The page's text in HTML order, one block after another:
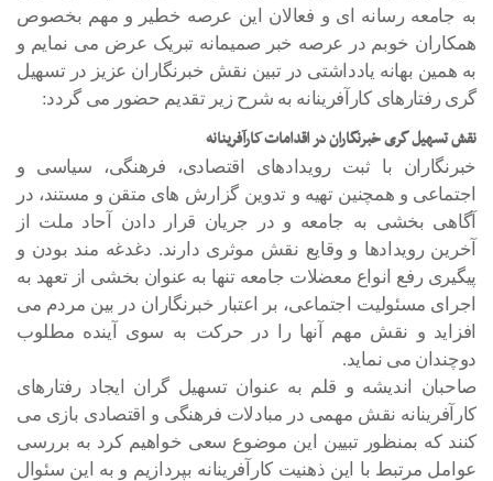
به جامعه رسانه ای و فعالان این عرصه خطیر و مهم بخصوص
همکاران خوبم در عرصه خبر صمیمانه تبریک عرض می نمایم و
به همین بهانه یادداشتی در تبین نقش خبرنگاران عزیز در تسهیل
گری رفتارهای کارآفرینانه به شرح زیر تقدیم حضور می گردد:
نقش تسهیل گری خبرنگاران در اقدامات کارآفرینانه
خبرنگاران با ثبت رویدادهای اقتصادی، فرهنگی، سیاسی و
اجتماعی و همچنین تهیه و تدوین گزارش های متقن و مستند، در
آگاهی بخشی به جامعه و در جریان قرار دادن آحاد ملت از
آخرین رویدادها و وقایع نقش موثری دارند. دغدغه مند بودن و
پیگیری رفع انواع معضلات جامعه تنها به عنوان بخشی از تعهد به
اجرای مسئولیت اجتماعی، بر اعتبار خبرنگاران در بین مردم می
افزاید و نقش مهم آنها را در حرکت به سوی آینده مطلوب
دوچندان می نماید.
صاحبان اندیشه و قلم به عنوان تسهیل گران ایجاد رفتارهای
کارآفرینانه نقش مهمی در مبادلات فرهنگی و اقتصادی بازی می
کنند که بمنظور تبیین این موضوع سعی خواهیم کرد به بررسی
عوامل مرتبط با این ذهنیت کارآفرینانه بپردازیم و به این سئوال